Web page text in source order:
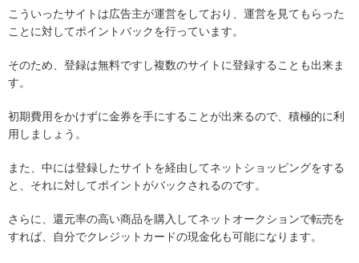
こういったサイトは広告主が運営をしており、運営を見てもらった
ことに対してポイントバックを行っています。
そのため、登録は無料ですし複数のサイトに登録することも出来ま
す。
初期費用をかけずに金券を手にすることが出来るので、積極的に利
用しましょう。
また、中には登録したサイトを経由してネットショッピングをする
と、それに対してポイントがバックされるのです。
さらに、還元率の高い商品を購入してネットオークションで転売を
すれば、自分でクレジットカードの現金化も可能になります。